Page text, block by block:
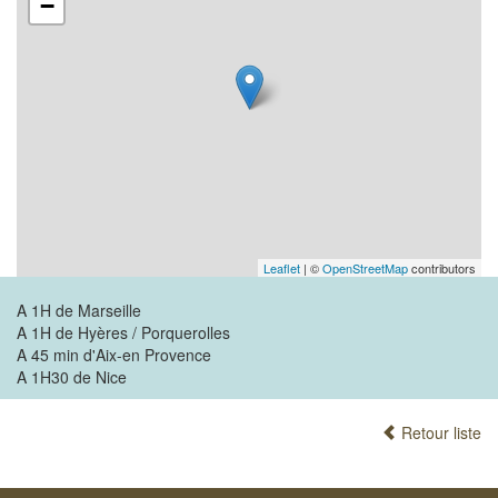
−
Leaflet | ©OpenStreetMapcontributors
A 1H de Marseille
A 1H de Hyères / Porquerolles
A 45 min d'Aix-en Provence
A 1H30 de Nice
Retour liste